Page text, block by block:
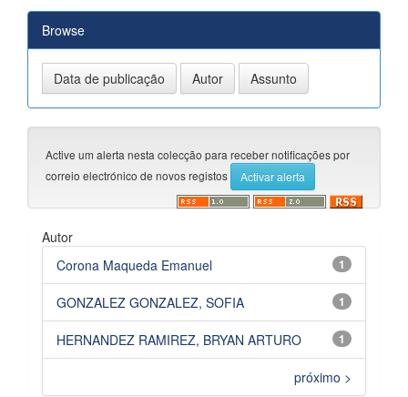
Browse
Active um alerta nesta colecção para receber notificações por
correio electrónico de novos registos
Autor
1
Corona Maqueda Emanuel
1
GONZALEZ GONZALEZ, SOFIA
1
HERNANDEZ RAMIREZ, BRYAN ARTURO
próximo >